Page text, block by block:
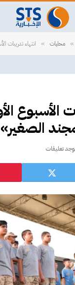
» محليات » ‏انتهاء تدريبات
الأسبوع
الصغير»
تعليقات